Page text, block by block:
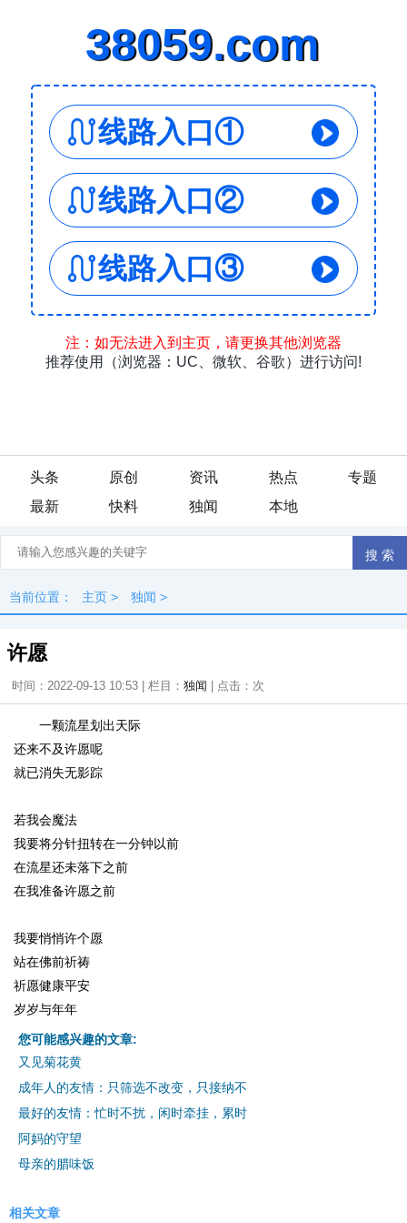
头条 原创 资讯 热点
专题
最新
快料 独闻 本地
当前位置： 主页 > 独闻 >
许愿
时间：2022-09-13 10:53 | 栏目： 独闻 | 点击： 次
一颗流星划出天际
还来不及许愿呢
就已消失无影踪
若我会魔法
我要将分针扭转在一分钟以前
在流星还未落下之前
在我准备许愿之前
我要悄悄许个愿
站在佛前祈祷
祈愿健康平安
岁岁与年年
您可能感兴趣的文章:
又见菊花黄
成年人的友情：只筛选不改变，只接纳不
最好的友情：忙时不扰，闲时牵挂，累时
阿妈的守望
母亲的腊味饭
相关文章